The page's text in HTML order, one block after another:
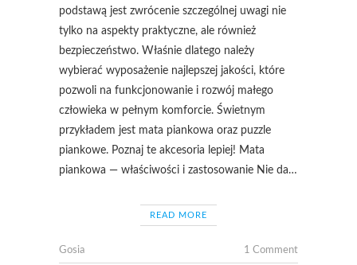
podstawą jest zwrócenie szczególnej uwagi nie
tylko na aspekty praktyczne, ale również
bezpieczeństwo. Właśnie dlatego należy
wybierać wyposażenie najlepszej jakości, które
pozwoli na funkcjonowanie i rozwój małego
człowieka w pełnym komforcie. Świetnym
przykładem jest mata piankowa oraz puzzle
piankowe. Poznaj te akcesoria lepiej! Mata
piankowa — właściwości i zastosowanie Nie da…
READ MORE
Gosia 1 Comment